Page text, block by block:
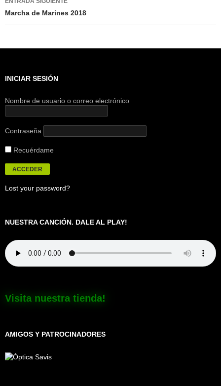
Marcha de Marines 2018
INICIAR SESIÓN
Nombre de usuario o correo electrónico
Contraseña
Recuérdame
Lost your password?
NUESTRA CANCIÓN. DALE AL PLAY!
Visita nuestra tienda!
AMIGOS Y PATROCINADORES